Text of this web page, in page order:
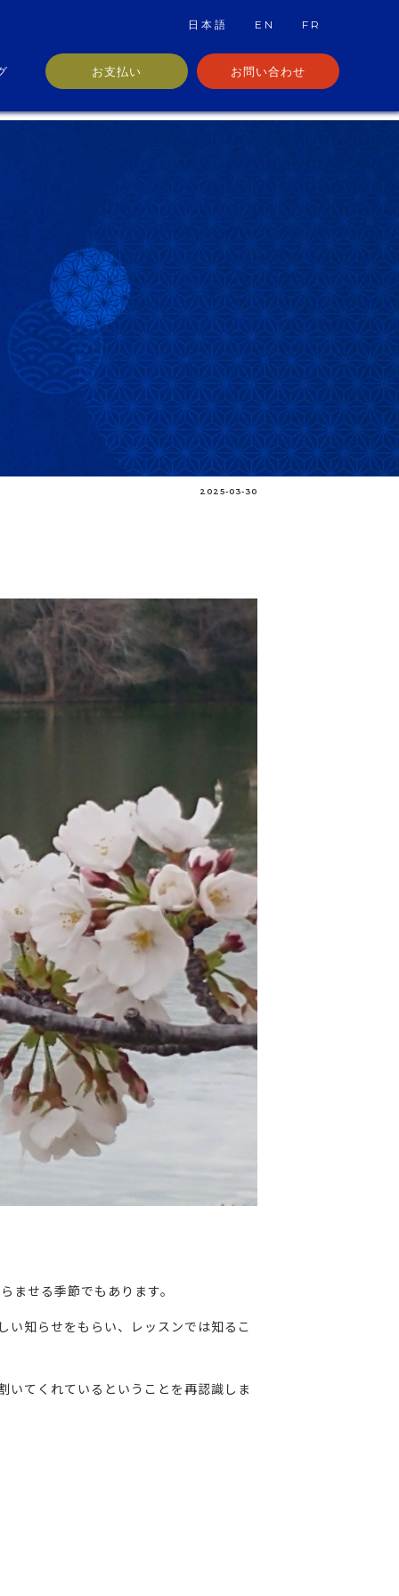
日本語 EN FR
お支払い お問い合わせ
2025-03-30
ませる季節でもあります。
い知らせをもらい、レッスンでは知るこ
いてくれているということを再認識しま